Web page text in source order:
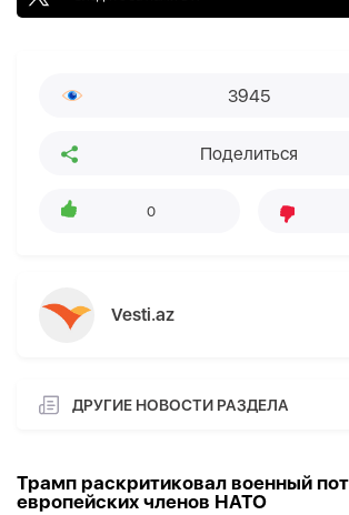
3945
Поделиться
0
Vesti.az
ДРУГИЕ НОВОСТИ РАЗДЕЛА
Трамп раскритиковал военный
европейских членов НАТО